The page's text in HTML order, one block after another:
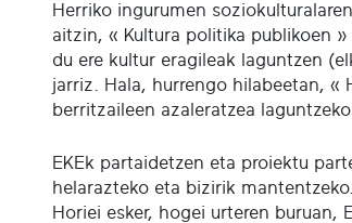
Herriko ingurumen
aitzin, « Kultura politika publikoen
du ere kultur eragileak laguntzen
jarriz. Hala, hurrengo hilabeetan, «
berritzaileen azaleratzea laguntzeko
EKEk partaidetzen eta proiektu
helarazteko eta bizirik
Horiei esker, hogei urteren buruan,